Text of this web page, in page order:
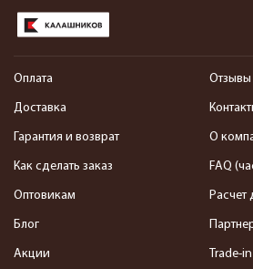
Оплата
Доставка
Гарантия и возврат
Как сделать заказ
Оптовикам
Блог
Акции
Отзывы
О
FAQ
Расчет
Trade-in